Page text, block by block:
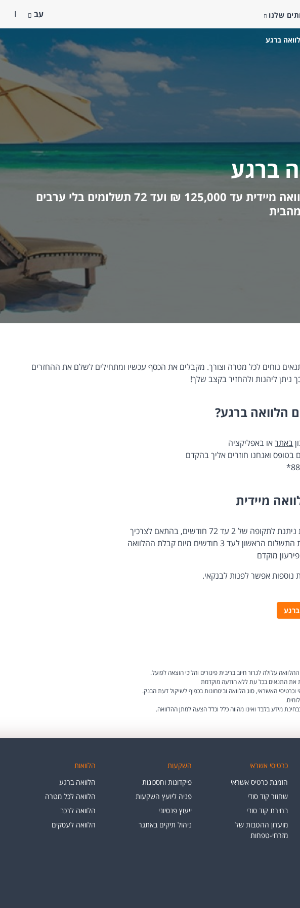
עב שלנו
ברגע
ברגע
מקבלים הלוואה מיידית עד 125,000 ₪ ועד 72 תשלומים בלי ערבים
נוחים לכל מטרה וצורך. מקבלים את הכסף עכשיו ומתחילים לשלם את ההחזרים
הלוואה ברגע?
באתראו באפליקציה
בטופס ואנחנו חוזרים אליך בהקדם
מיידית
של 2 עד 72 חודשים, בהתאם לצרכיך
לעד 3 חודשים מיום קבלת ההלוואה
מוקדם
נוספות אפשר לפנות לבנקאי.​​
עלולה לגרור חיוב בריבית פיגורים והליכי הוצאה לפועל.
את התנאים בכל עת ללא הודעה מוקדמת
וכרטיסי האשראי, סוג הלוואה וביטחונות בכפוף לשיקול דעת הבנק.
מידע בלבד ואינו מהווה כלל וכלל הצעה למתן ההלוואה.
כרטיסי אשראי
הזמנת כרטיס אשראי
שחזור קוד סודי
בחירת קוד סודי
מועדון ההטבות של
מזרחי-טפחות
השקעות
פיקדונות וחסכונות
פניה ליועץ השקעות
ייעוץ פנסיוני
ניהול תיקים באתגר
הלוואות
הלוואה ברגע
הלוואה לכל מטרה
הלוואה לרכב
הלוואה לעסקים